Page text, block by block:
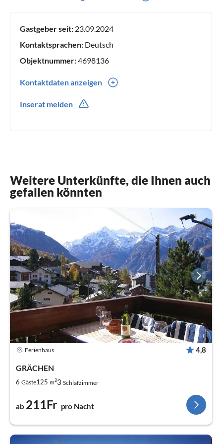
empfehlen Ihre Ferien Sommer und Winter in Grächen zu
verbringen es ist Top!!
Gastgeber seit: 23.09.2024
Kontaktsprachen: Deutsch
Objektnummer:4698136
Kontaktdaten anzeigen
Inserat melden
Weitere Unterkünfte, die Ihnen auch
gefallen könnten
Ferienhaus 4,8
GRÄCHEN
6 Gäste125 m23 Schlafzimmer
ab 211Fr pro Nacht